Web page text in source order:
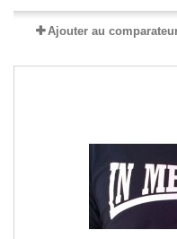
Ajouter au